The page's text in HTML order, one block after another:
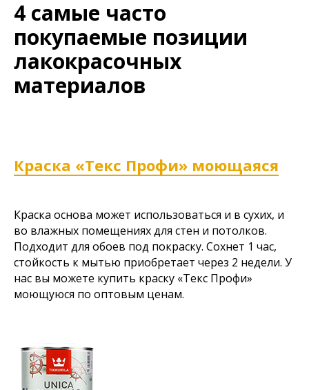
4 самые часто
покупаемые позиции
лакокрасочных
материалов
Краска «Текс Профи» моющаяся
Краска основа может использоваться и в сухих, и
во влажных помещениях для стен и потолков.
Подходит для обоев под покраску. Сохнет 1 час,
стойкость к мытью приобретает через 2 недели. У
нас вы можете купить краску «Текс Профи»
моющуюся по оптовым ценам.